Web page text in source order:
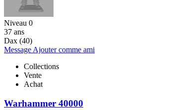
Niveau 0
37 ans
Dax (40)
Message Ajouter comme ami
Collections
Vente
Achat
Warhammer 40000